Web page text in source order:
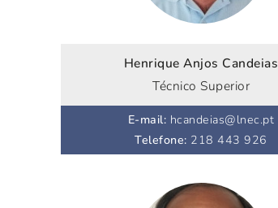
Henrique Anjos Candeias
Técnico Superior
E-mail: hcandeias@lnec.pt
Telefone: 218 443 926